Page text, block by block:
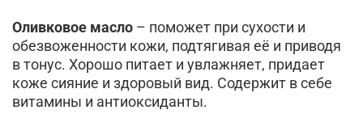
Оливковое масло – поможет при сухости и
обезвоженности кожи, подтягивая её и приводя
в тонус. Хорошо питает и увлажняет, придает
коже сияние и здоровый вид. Содержит в себе
витамины и антиоксиданты.